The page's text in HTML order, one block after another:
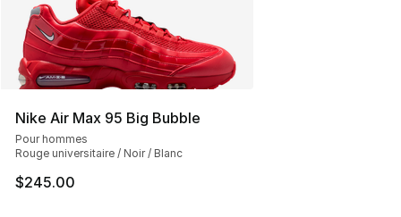
Nike Air Max 95 Big Bubble
Pour hommes
Rouge universitaire / Noir / Blanc
$245.00